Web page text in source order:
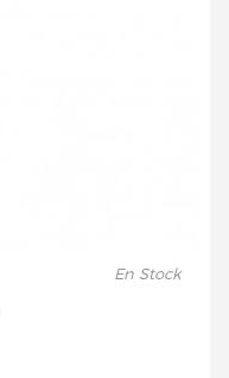
En Stock